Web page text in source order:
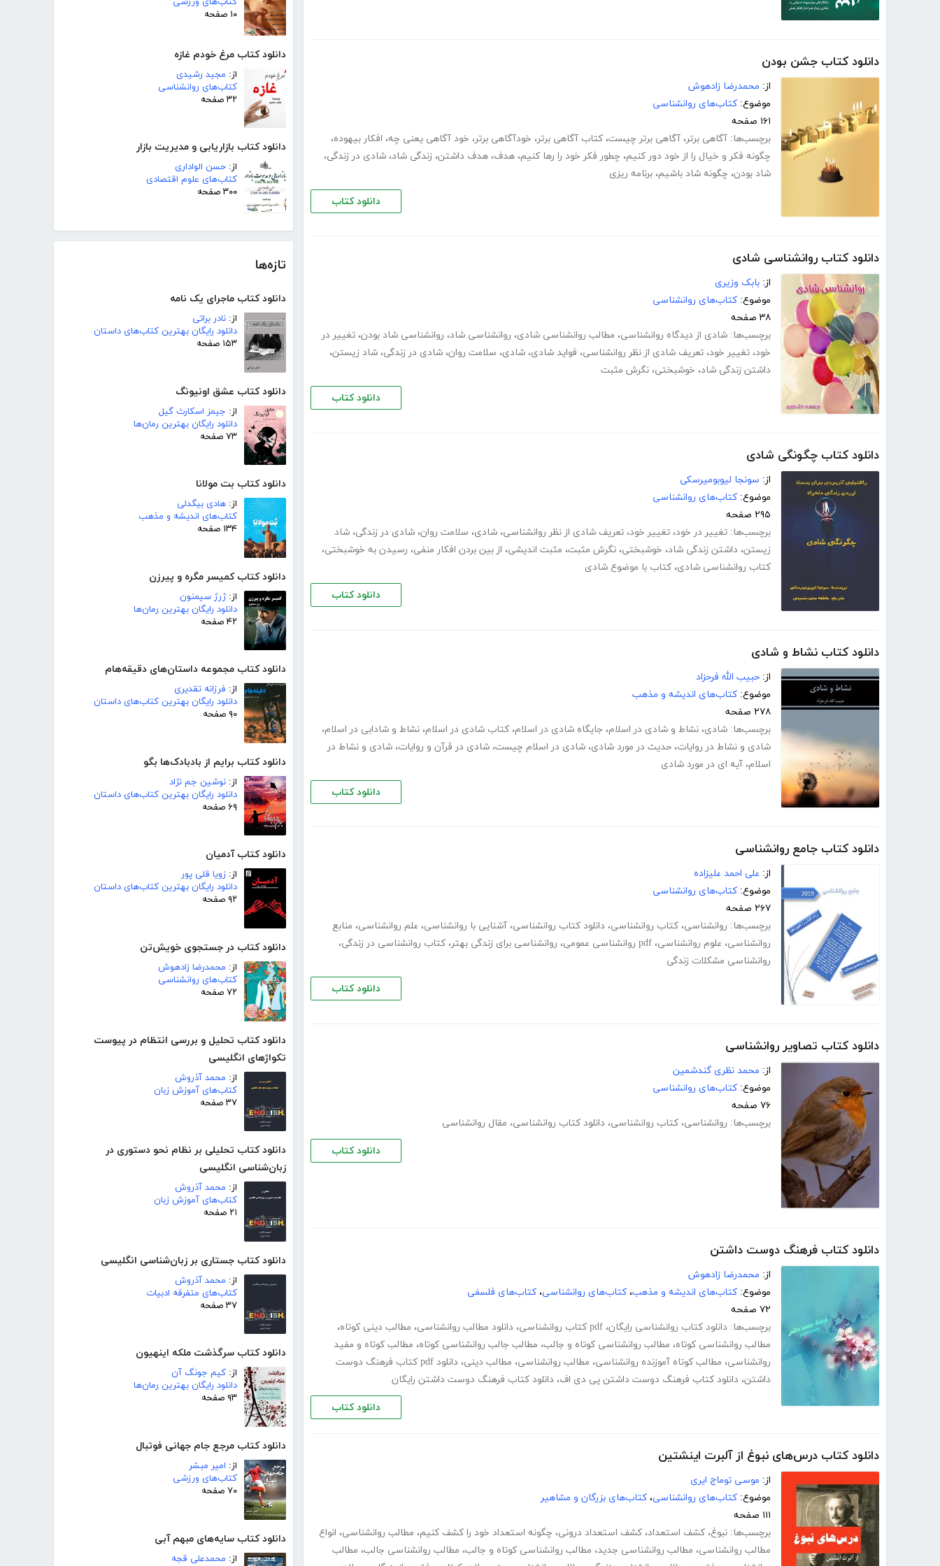
۱۰ صفحه
دانلود کتاب مرغ خودم غازه
از: مجید رشیدی
کتاب‌های روانشناسی
۳۲ صفحه
دانلود کتاب بازاریابی و مدیریت بازار
از: حسن الواداری
کتاب‌های علوم اقتصادی
۳۰۰ صفحه
تازه‌ها
دانلود کتاب ماجرای یک نامه
از: نادر براتی
دانلود رایگان بهترین کتاب‌های داستان
۱۵۳ صفحه
دانلود کتاب عشق اونیونگ
از: جیمز اسکارث گیل
دانلود رایگان بهترین رمان‌ها
۷۳ صفحه
دانلود کتاب بت مولانا
از: هادی بیگدلی
کتاب‌های اندیشه و مذهب
۱۳۴ صفحه
دانلود کتاب کمیسر مگره و پیرزن
از:ژرژ سیمنون
دانلود رایگان بهترین رمان‌ها
۴۲ صفحه
دانلود کتاب مجموعه داستان‌های دقیقه‌هام
از: فرزانه تقدیری
دانلود رایگان بهترین کتاب‌های داستان
۹۰ صفحه
دانلود کتاب برایم از بادبادک‌ها بگو
از: نوشین جم نژاد
دانلود رایگان بهترین کتاب‌های داستان
۶۹ صفحه
دانلود کتاب آدمیان
از: زویا قلی پور
دانلود رایگان بهترین کتاب‌های داستان
۹۲ صفحه
دانلود کتاب در جستجوی خویش‌تن
از: محمدرضا زادهوش
کتاب‌های روانشناسی
۷۲ صفحه
دانلود کتاب تحلیل و بررسی انتظام در پیوست
تکواژهای انگلیسی
از: محمد آذروش
کتاب‌های آموزش زبان
۳۷ صفحه
دانلود کتاب تحلیلی بر نظام نحو دستوری در
زبان‌شناسی انگلیسی
از: محمد آذروش
کتاب‌های آموزش زبان
۲۱ صفحه
دانلود کتاب جستاری بر زبان‌شناسی انگلیسی
از: محمد آذروش
کتاب‌های متفرقه ادبیات
۳۷ صفحه
دانلود کتاب سرگذشت ملکه اینهیون
از: کیم جونگ آن
دانلود رایگان بهترین رمان‌ها
۹۳ صفحه
دانلود کتاب مرجع جام جهانی فوتبال
از: امیر مبشر
کتاب‌های ورزشی
۷۰ صفحه
دانلود کتاب سایه‌های مبهم آبی
از: محمدعلی قجه
دانلود کتاب جشن بودن
از: محمدرضا زادهوش
موضوع: کتاب‌های روانشناسی
۱۶۱ صفحه
برچسب‌ها: آگاهی برتر، آگاهی برتر چیست، کتاب آگاهی برتر، خودآگاهی برتر، خود آگاهی یعنی چه، افکار بیهوده،
چگونه فکر و خیال را از خود دور کنیم، چطور فکر خود را رها کنیم، هدف، هدف داشتن، زندگی شاد، شادی در زندگی،
شاد بودن، چگونه شاد باشیم، برنامه ریزی
دانلود کتاب
دانلود کتاب روانشناسی شادی
از: بابک وزیری
موضوع: کتاب‌های روانشناسی
۳۸ صفحه
برچسب‌ها: شادی از دیدگاه روانشناسی، مطالب روانشناسی شادی، روانشناسی شاد، روانشناسی شاد بودن، تغییر در
خود، تغییر خود، تعریف شادی از نظر روانشناسی، فواید شادی، شادی، سلامت روان، شادی در زندگی، شاد زیستن،
داشتن زندگی شاد، خوشبختی، نگرش مثبت
دانلود کتاب
دانلود کتاب چگونگی شادی
از: سونجا لیوبومیرسکی
موضوع: کتاب‌های روانشناسی
۲۹۵ صفحه
برچسب‌ها: تغییر در خود، تغییر خود، تعریف شادی از نظر روانشناسی، شادی، سلامت روان، شادی در زندگی، شاد
زیستن، داشتن زندگی شاد، خوشبختی، نگرش مثبت، مثبت اندیشی، از بین بردن افکار منفی، رسیدن به خوشبختی،
کتاب روانشناسی شادی، کتاب با موضوع شادی
دانلود کتاب
دانلود کتاب نشاط و شادی
از: حبیب الله فرحزاد
موضوع: کتاب‌های اندیشه و مذهب
۲۷۸ صفحه
برچسب‌ها: شادی، نشاط و شادی در اسلام، جایگاه شادی در اسلام، کتاب شادی در اسلام، نشاط و شادابی در اسلام،
شادی و نشاط در روایات، حدیث در مورد شادی، شادی در اسلام چیست، شادی در قرآن و روایات، شادی و نشاط در
اسلام، آیه ای در مورد شادی
دانلود کتاب
دانلود کتاب جامع روانشناسی
از: علی احمد علیزاده
موضوع: کتاب‌های روانشناسی
۲۶۷ صفحه
برچسب‌ها: روانشناسی، کتاب روانشناسی، دانلود کتاب روانشناسی، آشنایی با روانشناسی، علم روانشناسی، منابع
روانشناسی، علوم روانشناسی، pdf روانشناسی عمومی ، روانشناسی برای زندگی بهتر، کتاب روانشناسی در زندگی،
روانشناسی مشکلات زندگی
دانلود کتاب
دانلود کتاب تصاویر روانشناسی
از: محمد نظری گندشمین
موضوع: کتاب‌های روانشناسی
۷۶ صفحه
برچسب‌ها: روانشناسی، کتاب روانشناسی، دانلود کتاب روانشناسی، مقال روانشناسی
دانلود کتاب
دانلود کتاب فرهنگ دوست داشتن
از: محمدرضا زادهوش
موضوع: کتاب‌های اندیشه و مذهب، کتاب‌های روانشناسی، کتاب‌های فلسفی
۷۲ صفحه
برچسب‌ها: دانلود کتاب روانشناسی رایگان، pdf کتاب روانشناسی ، دانلود مطالب روانشناسی، مطالب دینی کوتاه،
مطالب روانشناسی کوتاه، مطالب روانشناسی کوتاه و جالب، مطالب جالب روانشناسی کوتاه، مطالب کوتاه و مفید
روانشناسی، مطالب کوتاه آموزنده روانشناسی، مطالب روانشناسی، مطالب دینی،
دانلود pdf کتاب فرهنگ دوست
داشتن، دانلود کتاب فرهنگ دوست داشتن پی دی اف، دانلود کتاب فرهنگ دوست داشتن رایگان
دانلود کتاب
دانلود کتاب درس‌های نبوغ از آلبرت اینشتین
از: موسی توماج ایری
موضوع: کتاب‌های روانشناسی، کتاب‌های بزرگان و مشاهیر
۱۱۱ صفحه
برچسب‌ها: نبوغ، کشف استعداد، کشف استعداد درونی، چگونه استعداد خود را کشف کنیم، مطالب روانشناسی، انواع
مطالب روانشناسی، مطالب روانشناسی جدید، مطالب روانشناسی کوتاه و جالب، مطالب روانشناسی جالب، مطالب